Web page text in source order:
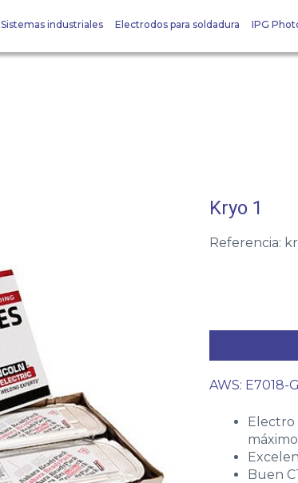
Sistemas industriales Electrodos para soldadura IPG
Referencia:
AWS: E7018-
Electro
máximo
Buen
Kryo 1